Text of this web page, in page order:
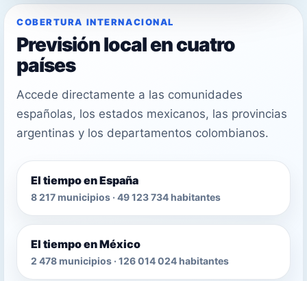
COBERTURA INTERNACIONAL
Previsión local en cuatro
países
Accede directamente a las comunidades
españolas, los estados mexicanos, las provincias
argentinas y los departamentos colombianos.
El tiempo en España
8 217 municipios · 49 123 734 habitantes
El tiempo en México
2 478 municipios · 126 014 024 habitantes